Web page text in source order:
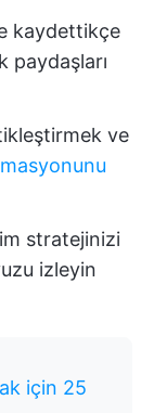
kaydettikçe
paydaşları
ve
stratejinizi
izleyin
için 25